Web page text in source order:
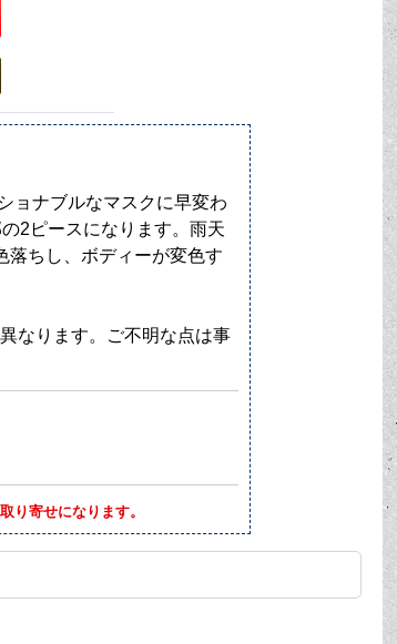
ョナブルなマスクに早変わ
2ピースになります。雨天
落ちし、ボディーが変色す
なります。ご不明な点は事
り寄せになります。